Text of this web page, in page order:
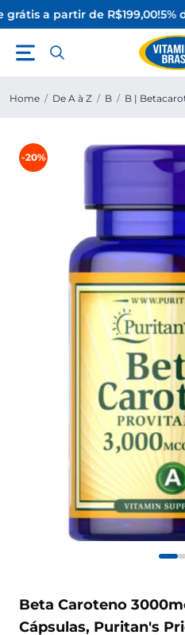
a partir de R$199,00!5%
Home / De A à Z / B / B |
-20%
Beta Caroteno
Cápsulas, Puritan's